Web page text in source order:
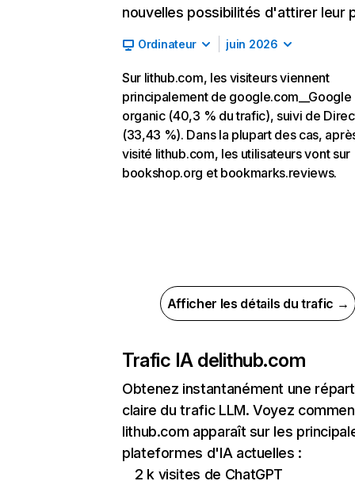
nouvelles possibilités d'attirer leur
Ordinateur juin 2026
Sur lithub.com, les visiteurs viennent
principalement de google.com__Google
organic (40,3 % du trafic), suivi de
(33,43 %). Dans la plupart des cas,
visité lithub.com, les utilisateurs vont sur
bookshop.org et bookmarks.reviews.
Afficher les détails du trafic →
Trafic IA delithub.com
Obtenez instantanément une
claire du trafic LLM. Voyez
lithub.com apparaît sur les
plateformes d'IA actuelles :
2 k visites de ChatGPT